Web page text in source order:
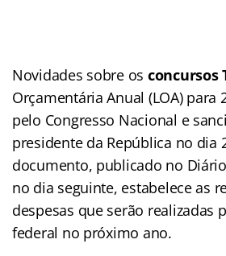
Novidades sobre os concursos
Orçamentária Anual (LOA) para
pelo Congresso Nacional e
presidente da República no dia
documento, publicado no
no dia seguinte, estabelece as
despesas que serão realizadas
federal no próximo ano.